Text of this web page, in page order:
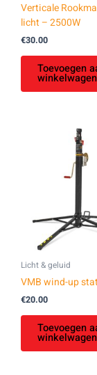
Verticale
licht – 2500W
€30.00
Toevoegen
winkelwagen
Licht & geluid
VMB wind-up
€20.00
Toevoegen
winkelwagen